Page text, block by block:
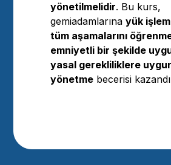
yönetilmelidir. Bu kurs,
gemiadamlarınayük
tüm aşamalarını
emniyetli bir şekilde
yasal gerekliliklere
yönetme becerisi